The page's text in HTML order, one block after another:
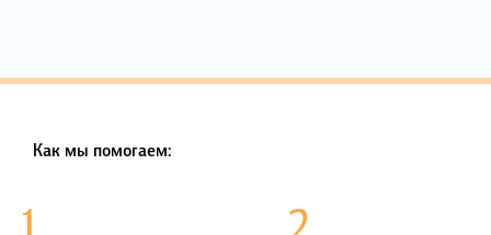
Как мы помогаем: